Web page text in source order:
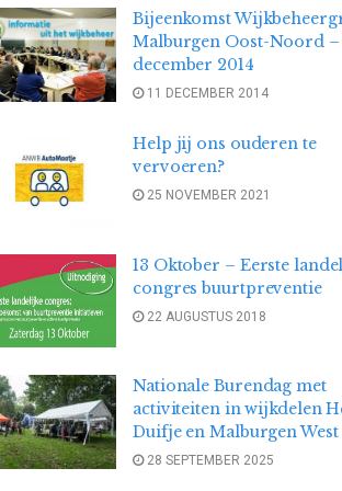
Bijeenkomst
Malburgen Oost-Noord –
december 2014
11 DECEMBER 2014
Help jij ons ouderen te
vervoeren?
25 NOVEMBER 2021
13 Oktober – Eerste
congres buurtpreventie
22 AUGUSTUS 2018
Nationale Burendag met
activiteiten in wijkdelen
Duifje en Malburgen West
28 SEPTEMBER 2025